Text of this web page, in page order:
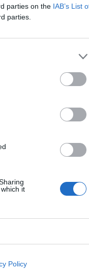
parties on the IAB’s List
parties.
it
Policy
Διπλή κορυφαία